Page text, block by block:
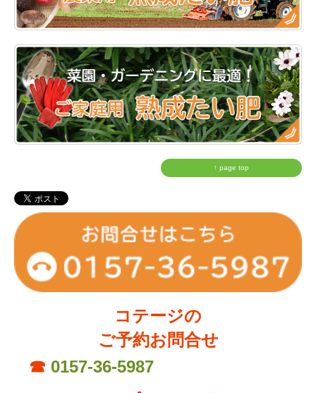
コテージの
ご予約お問合せ
☎ 0157-36-5987
↑ page top